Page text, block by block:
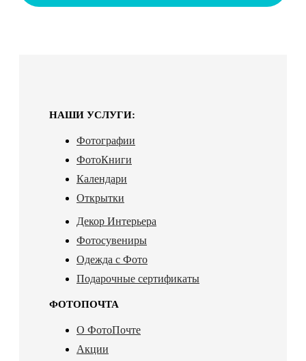
НАШИ УСЛУГИ:
Фотографии
ФотоКниги
Календари
Открытки
Декор Интерьера
Фотосувениры
Одежда с Фото
Подарочные сертификаты
ФОТОПОЧТА
О ФотоПочте
Акции